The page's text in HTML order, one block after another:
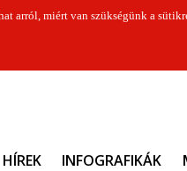
arról, miért van szükségünk a
HÍREK INFOGRAFIKÁK